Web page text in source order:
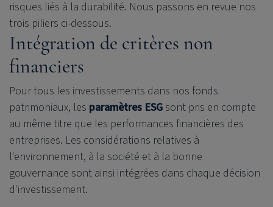
risques liés à la durabilité. Nous passons en revue nos
trois piliers ci-dessous.
Intégration de critères non
financiers
Pour tous les investissements dans nos fonds
patrimoniaux, les paramètres ESG sont pris en compte
au même titre que les performances financières des
entreprises. Les considérations relatives à
l'environnement, à la société et à la bonne
gouvernance sont ainsi intégrées dans chaque décision
d'investissement.